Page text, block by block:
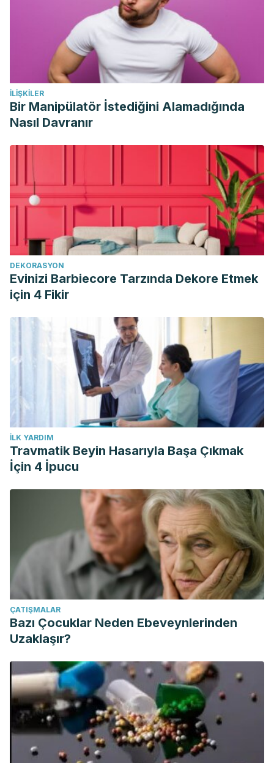
VV.AA. (2004). Alimentación saludable.
http://scielo.sld.cu/scielo.php?
script=sci_arttext&pid=S0864-03192004000100012
VV.AA. (2014). Programas de actividad física para reducir
sobrepeso y obesidad en niños y adolescentes; revisión
sistemática.http://scielo.isciii.es/scielo.php?
script=sci_arttext&pid=S0212-16112014001100002
Manríquez-Vidal,Camilo., Bascur-Castillo, Carolina.
script=sci_arttext&pid=S0717-75262017000500471
Cobo Cueto, LF., Fernández-García, José Carlos.,Aguilera
Crespo, J. (2011).Incidencia del sobrepeso sobre la
flexibilidad y la fuerza
explosiva.https://www.researchgate.net/publication/
VV.AA. (2015).
entrenamiento.http://scielo.isciii.es/scielo.php?
García Ponce de León, Alexis.
(2019).http://scielo.sld.cu/scielo.php?
script=sci_arttext&pid=S1996-
24522019000100005&lng=es&nrm=iso&tlng=es
VV.AA. (2014). Efecto del entrenamiento de músculos
abdominales sobre la función respiratoria en adolescentes
sanos. Estudio piloto.https://scielo.conicyt.cl/scielo.php?
script=sci_arttext&pid=S0717-73482014000400003
VV.AA. (2016).Efectos de un programa de ejercicio de
fuerza-resistencia muscular en la capacidad funcional,
fuerza y calidad de vida de adultos con enfermedad renal
crónica en hemodiálisis.https://scielo.conicyt.cl/scielo.php?
script=sci_arttext&pid=S0034-98872016000700004
İLIŞKILER
Bir Manipülatör İstediğini Alamadığında
Nasıl Davranır
DEKORASYON
Evinizi Barbiecore Tarzında Dekore Etmek
için 4 Fikir
İLK YARDIM
Travmatik Beyin Hasarıyla Başa Çıkmak
İçin 4 İpucu
ÇATIŞMALAR
Bazı Çocuklar Neden Ebeveynlerinden
Uzaklaşır?